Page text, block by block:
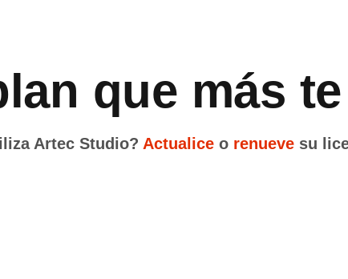
que más
Artec Studio? Actualice o renueve su